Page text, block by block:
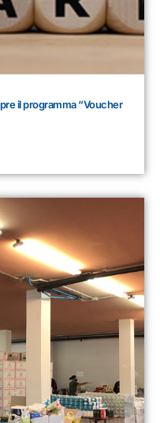
il programma “Voucher